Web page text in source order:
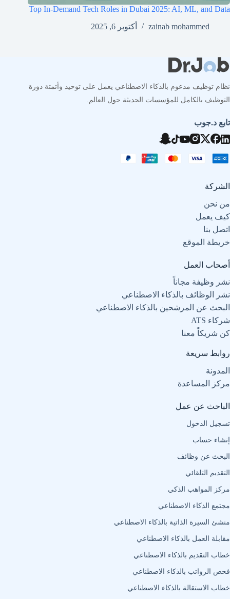
Top In-Demand Tech Roles in Dubai 2025: AI, ML, and Data
zainab mohammed
أكتوبر 6, 2025
نظام توظيف مدعوم بالذكاء الاصطناعي يعمل على توحيد وأتمتة دورة
التوظيف بالكامل للمؤسسات الحديثة حول العالم.
تابع د.جوب
الشركة
من نحن
كيف يعمل
اتصل بنا
خريطة الموقع
أصحاب العمل
نشر وظيفة مجاناً
نشر الوظائف بالذكاء الاصطناعي
البحث عن المرشحين بالذكاء الاصطناعي
شركاء ATS
كن شريكاً معنا
روابط سريعة
المدونة
مركز المساعدة
الباحث عن عمل
تسجيل الدخول
إنشاء حساب
البحث عن وظائف
التقديم التلقائي
مركز المواهب الذكي
مجتمع الذكاء الاصطناعي
منشئ السيرة الذاتية بالذكاء الاصطناعي
مقابلة العمل بالذكاء الاصطناعي
خطاب التقديم بالذكاء الاصطناعي
فحص الرواتب بالذكاء الاصطناعي
خطاب الاستقالة بالذكاء الاصطناعي